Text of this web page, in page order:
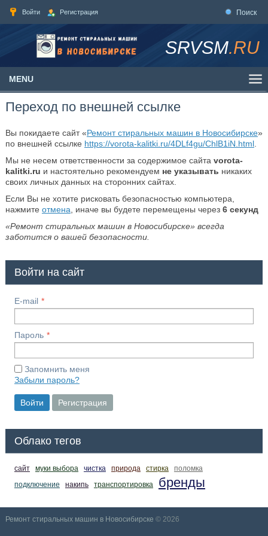
Войти Регистрация Поиск
SRVSM.RU
MENU
Переход по внешней ссылке
Вы покидаете сайт «Ремонт стиральных машин в Новосибирске»
по внешней ссылке https://vorota-kalitki.ru/4DLf4gu/ChlB1iN.html.
Мы не несем ответственности за содержимое сайта vorota-
kalitki.ru и настоятельно рекомендуем не указывать никаких
своих личных данных на сторонних сайтах.
Если Вы не хотите рисковать безопасностью компьютера,
нажмите отмена , иначе вы будете перемещены через 6секунд
«Ремонт стиральных машин в Новосибирске» всегда
заботится о вашей безопасности.
Войти на сайт
E-mail
Пароль
Запомнить меня
Забыли пароль?
Войти Регистрация
Облако тегов
сайт муки выбора чистка природа стирка
поломка
подключение
накипь транспортировка бренды
Ремонт стиральных машин в Новосибирске © 2026